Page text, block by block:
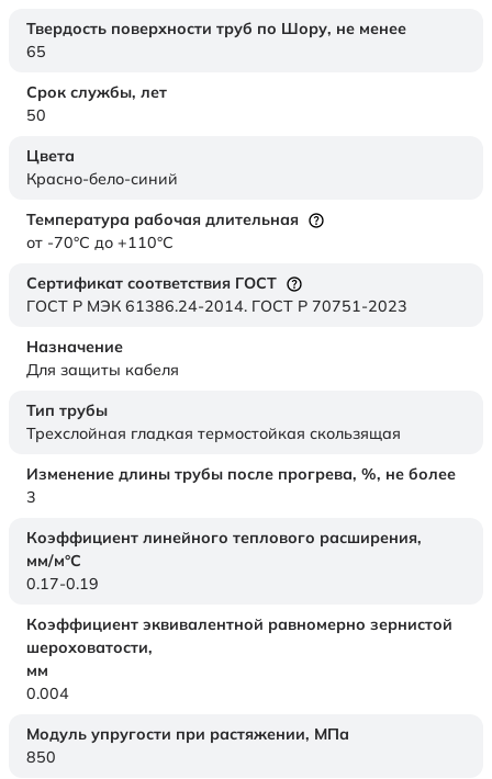
Твердость поверхности труб по Шору, не менее
65
Срок службы, лет
50
Цвета
Красно-бело-синий
Температура рабочая длительная
от -70°C до +110°C
Сертификат соответствия ГОСТ
ГОСТ Р МЭК 61386.24-2014. ГОСТ Р 70751-2023
Назначение
Для защиты кабеля
Тип трубы
Трехслойная гладкая термостойкая скользящая
Изменение длины трубы после прогрева, %, не более
3
Коэффициент линейного теплового расширения,
мм/м°С
0.17-0.19
Коэффициент эквивалентной равномерно зернистой
шероховатости,
мм
0.004
Модуль упругости при растяжении, МПа
850